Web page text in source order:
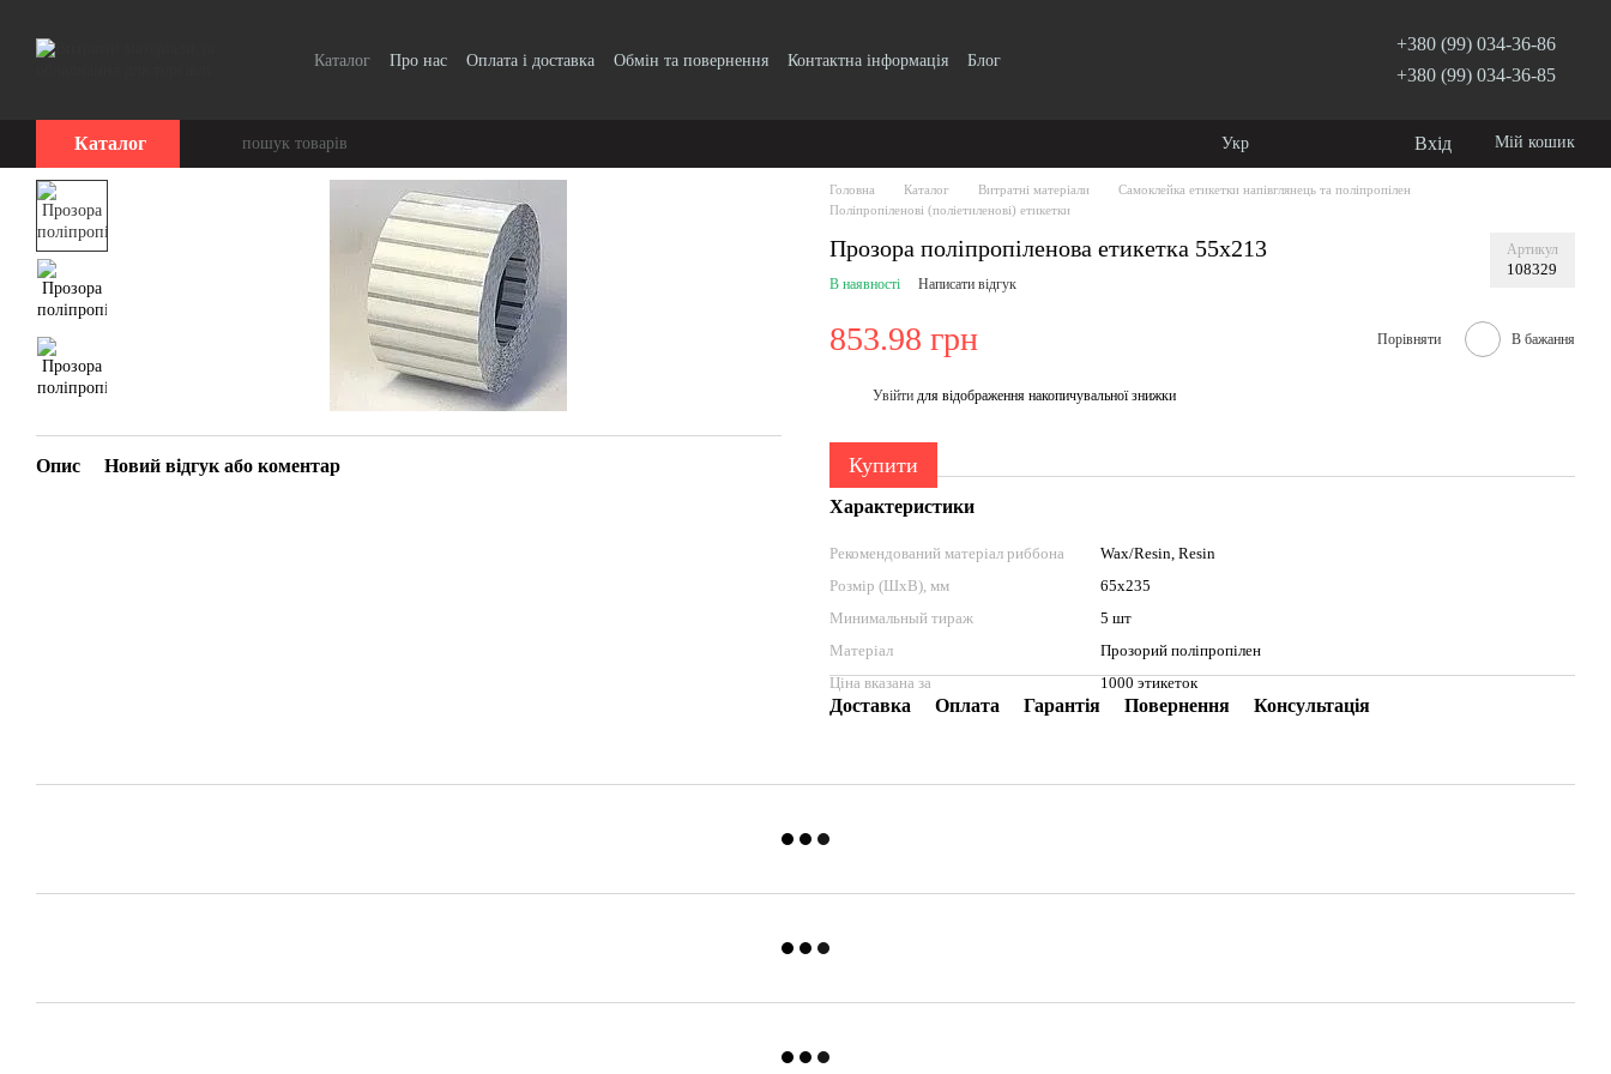
Каталог Про нас Оплата і доставка Обмін та повернення Контактна інформація Блог
+380 (99) 034-36-86
+380 (99) 034-36-85
Каталог Укр Вхід Мій кошик
Опис Новий відгук або коментар
Головна Каталог Витратні матеріали
Самоклейка етикетки напівглянець та поліпропілен
Поліпропіленові (поліетиленові) етикетки
Прозора поліпропіленова етикетка 55x213 Артикул
108329
В наявності Написати відгук
853.98 грн Порівняти В бажання
Увійти для відображення накопичувальної знижки
Купити
Характеристики
Рекомендований матеріал риббона
Wax/Resin, Resin
Розмір (ШхВ), мм
65x235
Минимальный тираж
5 шт
Матеріал
Прозорий поліпропілен
Ціна вказана за
1000 этикеток
Доставка Оплата Гарантія Повернення Консультація